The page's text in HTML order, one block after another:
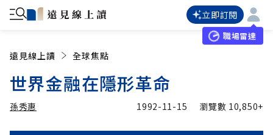
立即訂閱
職場雷達
遠見線上讀 全球焦點
世界金融在隱形革命
孫秀惠 1992-11-15 瀏覽數 10,850+